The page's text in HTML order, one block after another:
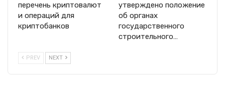
перечень криптовалют
и операций для
криптобанков
утверждено положение
об органах
государственного
строительного…
PREV NEXT